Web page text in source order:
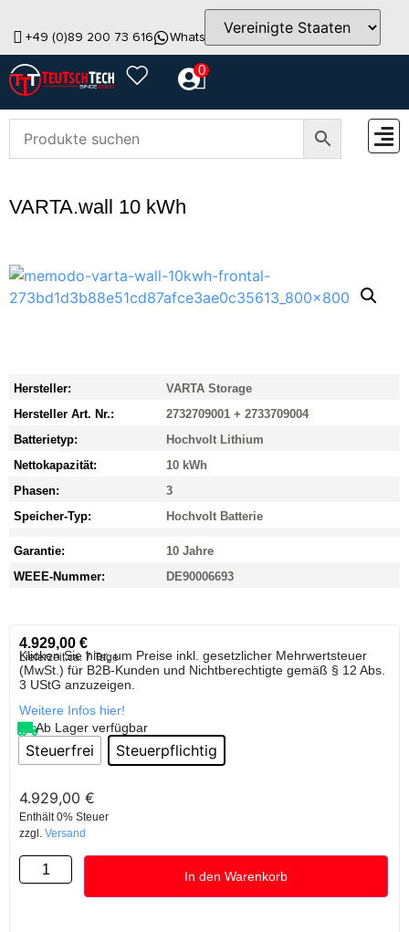
+49 (0)89 200 73 616 WhatsApp info@teutschtech.com
0
VARTA.wall 10 kWh
Hersteller:
VARTA Storage
Hersteller Art. Nr.:
2732709001 + 2733709004
Batterietyp:
Hochvolt Lithium
Nettokapazität:
10 kWh
Phasen:
3
Speicher-Typ:
Hochvolt Batterie
Garantie:
10 Jahre
WEEE-Nummer:
DE90006693
4.929,00 €
Lieferzeit:ca. 7 Tage
Klicken Sie hier, um Preise inkl. gesetzlicher Mehrwertsteuer
(MwSt.) für B2B-Kunden und Nichtberechtigte gemäß § 12 Abs.
3 UStG anzuzeigen.
Weitere Infos hier!
Ab Lager verfügbar
Steuerfrei Steuerpflichtig
4.929,00 €
Enthält 0% Steuer
zzgl. Versand
In den Warenkorb